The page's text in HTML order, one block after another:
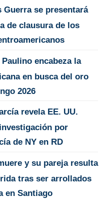
Guerra se presentará
de clausura de los
encabeza la
en busca del oro
2026
revela EE. UU.
por
de NY en RD
y su pareja resulta
tras ser arrollados
en Santiago